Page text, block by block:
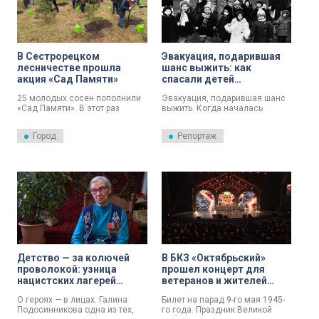
В Сестрорецком
лесничестве прошла
акция «Сад Памяти»
25 молодых сосен пополнили
«Сад Памяти». В этот раз
лесничестве и под эгидой
Года единства народов
комитета по благоустройству
Сергей Петриченко, глава
Курортного района Александр
Забайкин, лесничие и
волонтёры. Молодые деревья
привезли из местного
питомника.
Город
Эвакуация, подарившая
шанс выжить: как
спасали детей
Эвакуация, подарившая шанс
выжить. Когда началась
Рилущиной было всего 8 лет. В
1942-м вместе с другими
О том, как спасали детей
осажденного города,
рассказывает телеканал
«Санкт-Петербург».
Репортаж
Детство — за колючей
проволокой: узница
нацистских лагерей
рассказала об ужасах
Великой Отечественной
О героях — в лицах. Галина
Подосинникова одна из тех,
В БКЗ «Октябрьский»
прошел концерт для
ветеранов и жителей
концерт «Ноты,
пробившие броню»
Билет на парад 9-го мая 1945-
го года. Праздник Великой